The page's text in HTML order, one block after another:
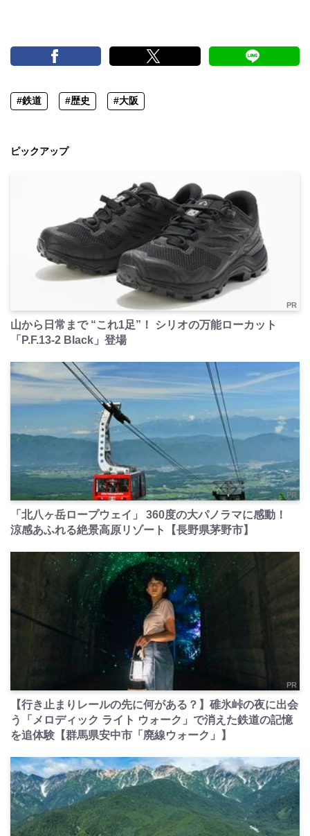
#鉄道 #歴史 #大阪
ピックアップ
PR
山から日常まで “これ1足”！ シリオの万能ローカット
「P.F.13-2 Black」登場
PR
「北八ヶ岳ロープウェイ」 360度の大パノラマに感動！
涼感あふれる絶景高原リゾート【長野県茅野市】
PR
【行き止まりレールの先に何がある？】碓氷峠の夜に出会
う「メロディック ライト ウォーク」で消えた鉄道の記憶
を追体験【群馬県安中市「廃線ウォーク」】